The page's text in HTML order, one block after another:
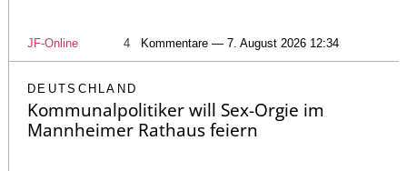
JF-Online 4 Kommentare — 7. August 2026 12:34
DEUTSCHLAND
Kommunalpolitiker will Sex-Orgie im
Mannheimer Rathaus feiern